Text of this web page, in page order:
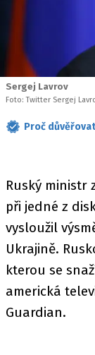
Sergej Lavrov
Foto: Twitter Sergej
Proč
Ruský ministr
při jedné z
vysloužil
Ukrajině.
kterou se
americká
Guardian.